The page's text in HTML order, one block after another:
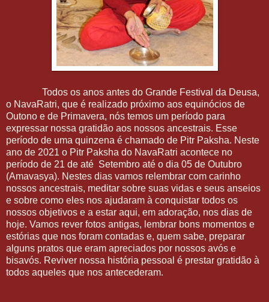
Todos os anos antes do Grande Festival da Deusa,
o NavaRatri, que é realizado próximo aos equinócios de
Outono e de Primavera, nós temos um período para
expressar nossa gratidão aos nossos ancestrais. Esse
período de uma quinzena é chamado de Pitr Paksha. Neste
ano de 2021 o Pitr Paksha do NavaRatri acontece no
período de 21 de até Setembro até o dia 05 de Outubro
(Amavasya). Nestes dias vamos relembrar com carinho
nossos ancestrais, meditar sobre suas vidas e seus anseios
e sobre como eles nos ajudaram à conquistar todos os
nossos objetivos e a estar aqui, em adoração, nos dias de
hoje. Vamos rever fotos antigas, lembrar bons momentos e
estórias que nos foram contadas e, quem sabe, preparar
alguns pratos que eram apreciados por nossos avós e
bisavós. Reviver nossa história pessoal é prestar gratidão à
todos aqueles que nos antecederam.